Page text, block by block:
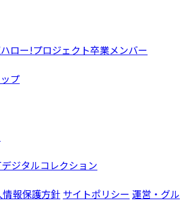
ハロー!プロジェクト卒業メンバー
プ
ジタルコレクション
情報保護方針 サイトポリシー 運営・グル